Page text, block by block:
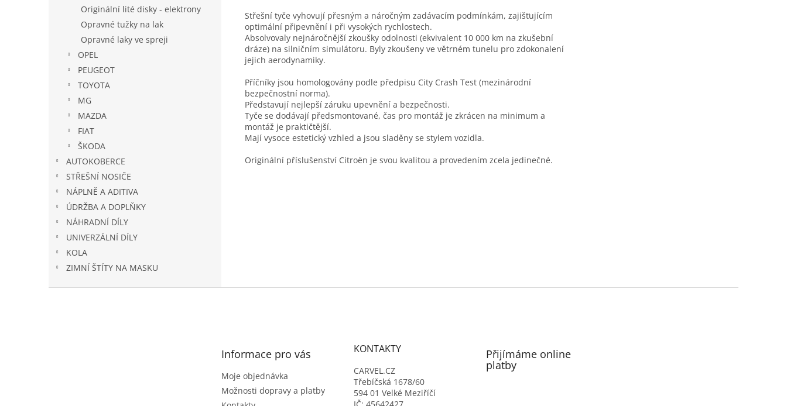
Originální lité disky - elektrony
Opravné tužky na lak
Opravné laky ve spreji
OPEL
PEUGEOT
TOYOTA
MG
MAZDA
FIAT
ŠKODA
AUTOKOBERCE
STŘEŠNÍ NOSIČE
NÁPLNĚ A ADITIVA
ÚDRŽBA A DOPLŇKY
NÁHRADNÍ DÍLY
UNIVERZÁLNÍ DÍLY
KOLA
ZIMNÍ ŠTÍTY NA MASKU
Střešní tyče vyhovují přesným a náročným zadávacím podmínkám, zajišťujícím
optimální připevnění i při vysokých rychlostech.
Absolvovaly nejnáročnější zkoušky odolnosti (ekvivalent 10 000 km na zkušební
dráze) na silničním simulátoru. Byly zkoušeny ve větrném tunelu pro zdokonalení
jejich aerodynamiky.
Příčníky jsou homologovány podle předpisu City Crash Test (mezinárodní
bezpečnostní norma).
Představují nejlepší záruku upevnění a bezpečnosti.
Tyče se dodávají předsmontované, čas pro montáž je zkrácen na minimum a
montáž je praktičtější.
Mají vysoce estetický vzhled a jsou sladěny se stylem vozidla.
Originální příslušenství Citroën je svou kvalitou a provedením zcela jedinečné.
Informace pro vás
Moje objednávka
Možnosti dopravy a platby
KONTAKTY
CARVEL.CZ
Třebíčská 1678/60
594 01 Velké Meziříčí
Přijímáme online
platby